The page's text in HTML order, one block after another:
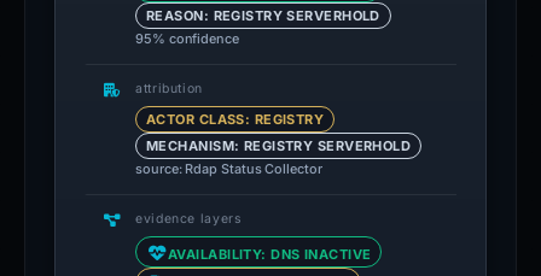
REASON: REGISTRY SERVERHOLD
95% confidence
attribution
ACTOR CLASS: REGISTRY
MECHANISM: REGISTRY SERVERHOLD
source: Rdap Status Collector
evidence layers
AVAILABILITY: DNS INACTIVE